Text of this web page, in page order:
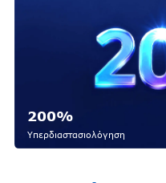
200%
Υπερδιαστασιολόγηση